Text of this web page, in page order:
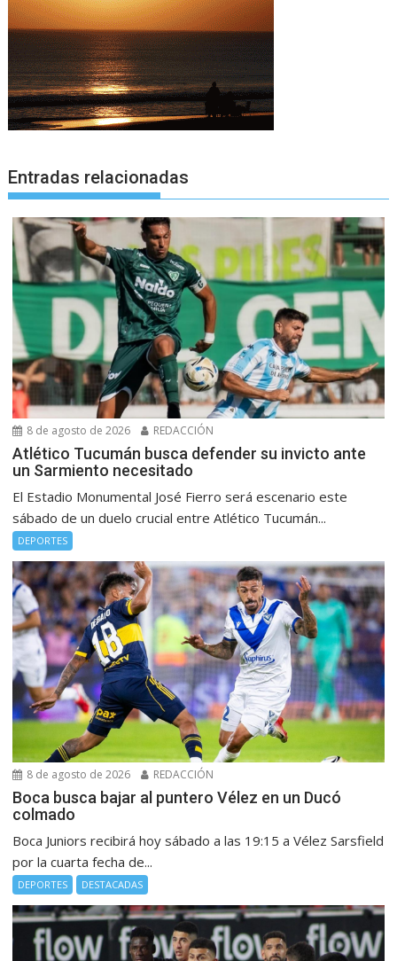
Entradas relacionadas
8 de agosto de 2026 REDACCIÓN
Atlético Tucumán busca defender su invicto ante
un Sarmiento necesitado
El Estadio Monumental José Fierro será escenario este
sábado de un duelo crucial entre Atlético Tucumán...
DEPORTES
8 de agosto de 2026 REDACCIÓN
Boca busca bajar al puntero Vélez en un Ducó
colmado
Boca Juniors recibirá hoy sábado a las 19:15 a Vélez Sarsfield
por la cuarta fecha de...
DEPORTES DESTACADAS